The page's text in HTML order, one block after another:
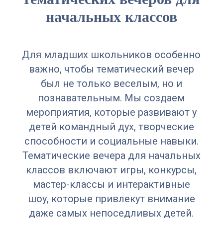
начальных классов
Для младших школьников особенно
важно, чтобы тематический вечер
был не только веселым, но и
познавательным. Мы создаем
мероприятия, которые развивают у
детей командный дух, творческие
способности и социальные навыки.
Тематические вечера для начальных
классов включают игры, конкурсы,
мастер-классы и интерактивные
шоу, которые привлекут внимание
даже самых непоседливых детей.
Мастер-классы
и тренинги
Подробнее